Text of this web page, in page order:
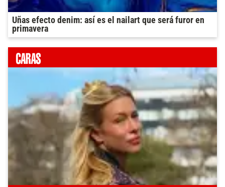
Uñas efecto denim: así es el nailart que será furor en
primavera